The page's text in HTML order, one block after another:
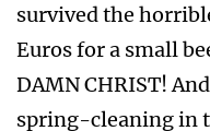
survived the
Euros for a small
DAMN CHRIST!
spring-cleaning in